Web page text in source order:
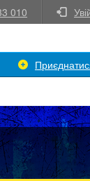
010